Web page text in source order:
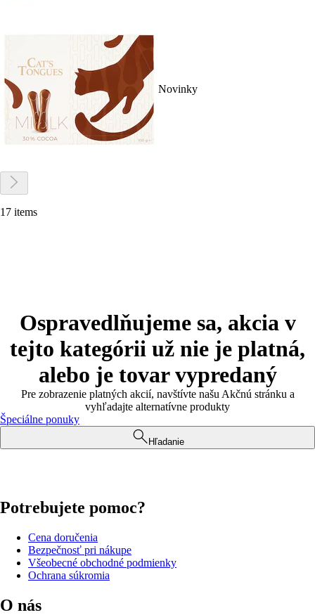
Novinky
17 items
Ospravedlňujeme sa, akcia v
tejto kategórii už nie je platná,
alebo je tovar vypredaný
Pre zobrazenie platných akcií, navštívte našu Akčnú stránku a
vyhľadajte alternatívne produkty
Špeciálne ponuky
Hľadanie
Potrebujete pomoc?
Cena doručenia
Bezpečnosť pri nákupe
Všeobecné obchodné podmienky
Ochrana súkromia
O nás